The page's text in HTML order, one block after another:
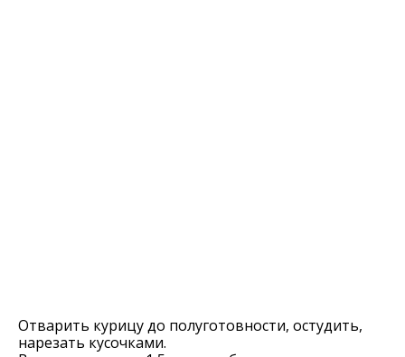
Отварить курицу до полуготовности, остудить,
нарезать кусочками.